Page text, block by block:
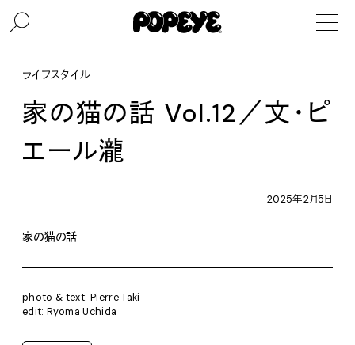
ライフスタイル
家の猫の話 Vol.12／文・ピ
エール瀧
2025年2月5日
家の猫の話
photo & text: Pierre Taki
edit: Ryoma Uchida